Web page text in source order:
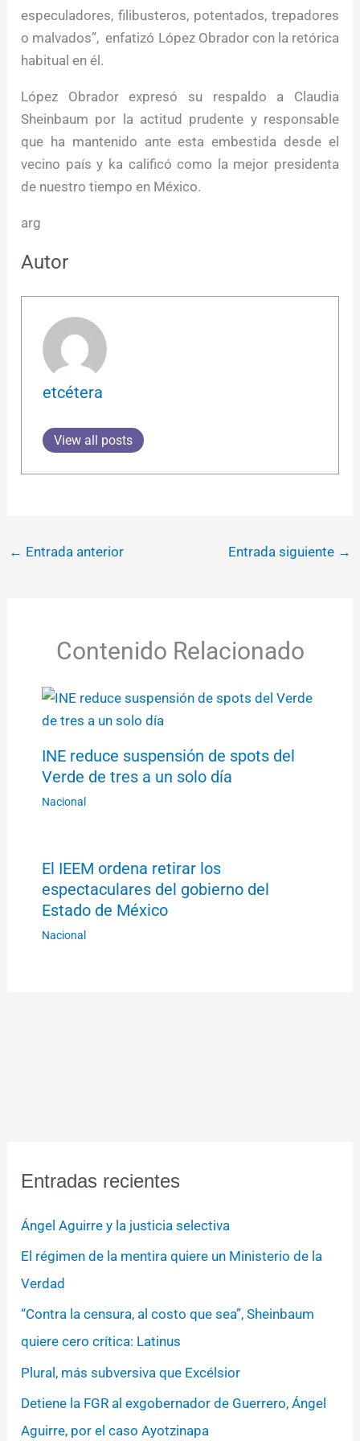
especuladores, filibusteros, potentados, trepadores
o malvados”, enfatizó López Obrador con la retórica
habitual en él.
López Obrador expresó su respaldo a Claudia
Sheinbaum por la actitud prudente y responsable
que ha mantenido ante esta embestida desde el
vecino país y ka calificó como la mejor presidenta
de nuestro tiempo en México.
arg
Autor
etcétera
View all posts
← Entrada anterior Entrada siguiente →
Contenido Relacionado
INE reduce suspensión de spots del
Verde de tres a un solo día
Nacional
El IEEM ordena retirar los
espectaculares del gobierno del
Estado de México
Nacional
Entradas recientes
Ángel Aguirre y la justicia selectiva
El régimen de la mentira quiere un Ministerio de la
Verdad
“Contra la censura, al costo que sea”, Sheinbaum
quiere cero crítica: Latinus
Plural, más subversiva que Excélsior
Detiene la FGR al exgobernador de Guerrero, Ángel
Aguirre, por el caso Ayotzinapa